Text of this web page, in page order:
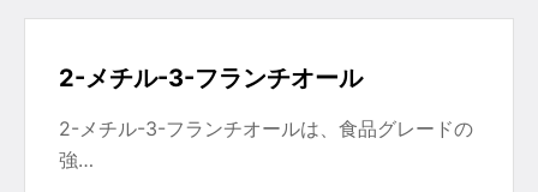
2-メチル-3-フランチオール
2-メチル-3-フランチオールは、食品グレードの
強…